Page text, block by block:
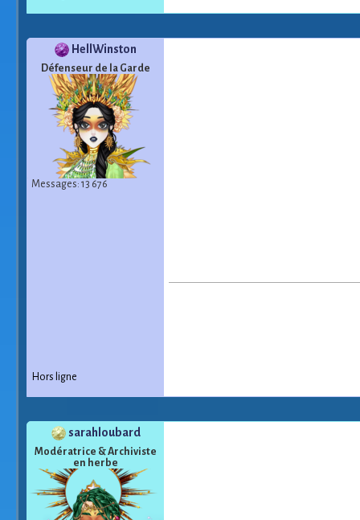
HellWinston
Défenseur de la Garde
Messages: 13 676
Hors ligne
sarahloubard
Modératrice & Archiviste
en herbe